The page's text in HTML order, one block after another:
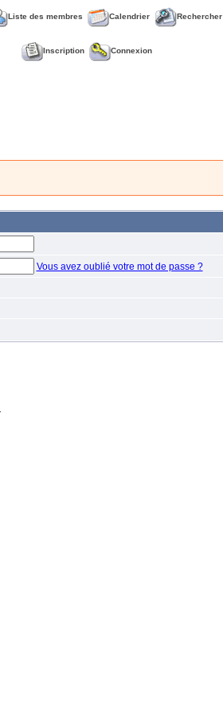
Liste des membres Calendrier Rechercher
Inscription Connexion
Vous avez oublié votre mot de passe ?